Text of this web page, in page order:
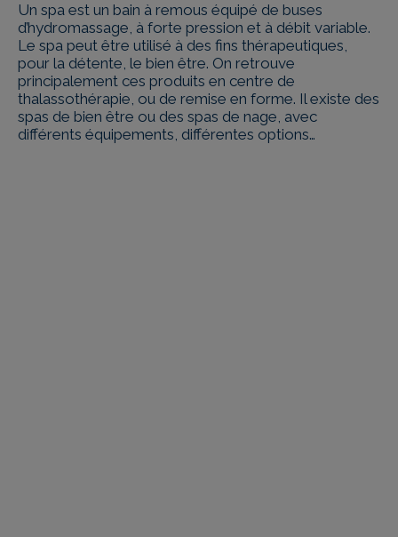
Un spa est un bain à remous équipé de buses
d’hydromassage, à forte pression et à débit variable.
Le spa peut être utilisé à des fins thérapeutiques,
pour la détente, le bien être. On retrouve
principalement ces produits en centre de
thalassothérapie, ou de remise en forme. Il existe des
spas de bien être ou des spas de nage, avec
différents équipements, différentes options…